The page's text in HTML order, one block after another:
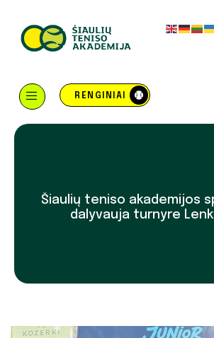
RENGINIAI
Šiaulių teniso akademijos
dalyvauja turnyre